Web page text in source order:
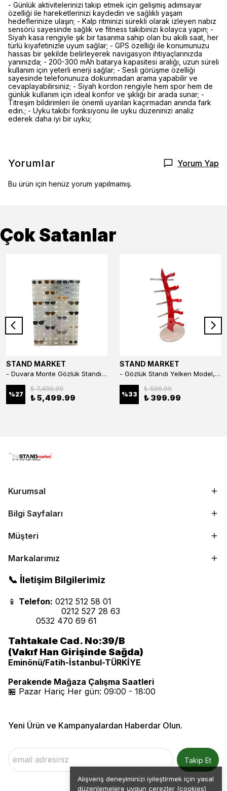
Alışveriş deneyiminizi iyileştirmek için yasal
düzenlemelere uygun çerezler (cookies)
- Günlük aktivitelerinizi takip etmek için gelişmiş adımsayar
özelliği ile hareketlerinizi kaydedin ve sağlıklı yaşam
hedeflerinize ulaşın; - Kalp ritminizi sürekli olarak izleyen nabız
sensörü sayesinde sağlık ve fitness takibinizi kolayca yapın; -
Siyah kasa rengiyle şık bir tasarıma sahip olan bu akıllı saat, her
türlü kıyafetinizle uyum sağlar; - GPS özelliği ile konumunuzu
hassas bir şekilde belirleyerek navigasyon ihtiyaçlarınızda
yanınızda; - 200-300 mAh batarya kapasitesi aralığı, uzun süreli
kullanım için yeterli enerji sağlar; - Sesli görüşme özelliği
sayesinde telefonunuza dokunmadan arama yapabilir ve
cevaplayabilirsiniz; - Siyah kordon rengiyle hem spor hem de
günlük kullanım için ideal konfor ve şıklığı bir arada sunar; -
Titreşim bildirimleri ile önemli uyarıları kaçırmadan anında fark
edin.; - Uyku takibi fonksiyonu ile uyku düzeninizi analiz
ederek daha iyi bir uyku;
Yorumlar Yorum Yap
Bu ürün için henüz yorum yapılmamış.
Çok Satanlar
STAND MARKET
- Duvara Monte Gözlük Standı 56'li Pleksi Glass | 99x67 cm Gözlük Teşhir Standı
%27
₺ 7,499.99
₺ 5,499.99
STAND MARKET
- Gözlük Standı Yelken Model, 5 Gözlük Kapasiteli Standı Kırmızı
%33
₺ 599.99
₺ 399.99
Kurumsal
Bilgi Sayfaları
Müşteri
Markalarımız
📞 İletişim Bilgilerimiz
📱 Telefon: 0212 512 58 01
0212 527 28 63
0532 470 69 61
Tahtakale Cad. No:39/B
(Vakıf Han Girişinde Sağda)
Eminönü/Fatih-İstanbul-TÜRKİYE
Perakende Mağaza Çalışma Saatleri
🏪 Pazar Hariç Her gün: 09:00 - 18:00
Yeni Ürün ve Kampanyalardan Haberdar Olun.
Takip Et